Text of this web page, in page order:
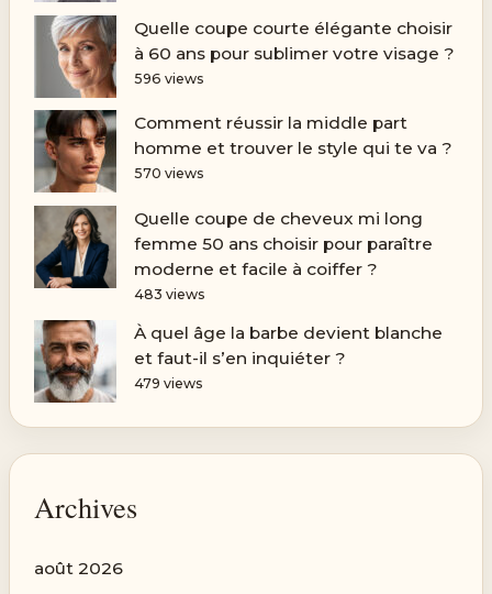
Quelle coupe courte élégante choisir
à 60 ans pour sublimer votre visage ?
596 views
Comment réussir la middle part
homme et trouver le style qui te va ?
570 views
Quelle coupe de cheveux mi long
femme 50 ans choisir pour paraître
moderne et facile à coiffer ?
483 views
À quel âge la barbe devient blanche
et faut-il s’en inquiéter ?
479 views
Archives
août 2026